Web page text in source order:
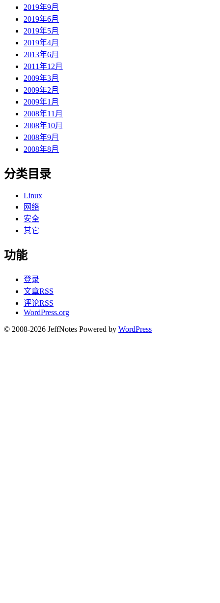
2019年9月
2019年6月
2019年5月
2019年4月
2013年6月
2011年12月
2009年3月
2009年2月
2009年1月
2008年11月
2008年10月
2008年9月
2008年8月
分类目录
Linux
网络
安全
其它
功能
登录
文章RSS
评论RSS
WordPress.org
© 2008-2026 JeffNotes Powered by WordPress